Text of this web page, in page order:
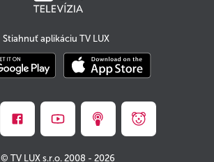
Stiahnuť aplikáciu TV LUX
© TV LUX s.r.o. 2008 - 2026